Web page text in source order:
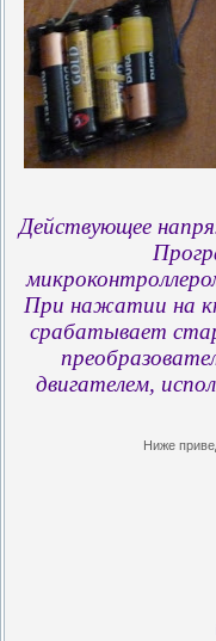
Действующее
При нажатии на
срабатывает
двигателем,
Ниже